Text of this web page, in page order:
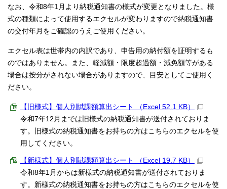
なお、令和8年1月より納税通知書の様式が変更となりました。様
式の種類によって使用するエクセルが変わりますので納税通知書
の交付年月をご確認のうえご使用ください。
エクセル表は世帯内の内訳であり、申告用の納付額を証明するも
のではありません。また、軽減額・限度超過額・減免額等がある
場合は按分がされない場合がありますので、目安としてご使用く
ださい。
【旧様式】個人別賦課額算出シート （Excel 52.1 KB）
令和7年12月までは旧様式の納税通知書が送付されておりま
す。旧様式の納税通知書をお持ちの方はこちらのエクセルを使
用してください。
【新様式】個人別賦課額算出シート （Excel 19.7 KB）
令和8年1月からは新様式の納税通知書が送付されておりま
す。新様式の納税通知書をお持ちの方はこちらのエクセルを使